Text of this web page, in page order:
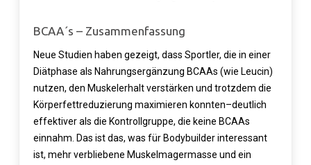
BCAA´s – Zusammenfassung
Neue Studien haben gezeigt, dass Sportler, die in einer
Diätphase als Nahrungsergänzung BCAAs (wie Leucin)
nutzen, den Muskelerhalt verstärken und trotzdem die
Körperfettreduzierung maximieren konnten–deutlich
effektiver als die Kontrollgruppe, die keine BCAAs
einnahm. Das ist das, was für Bodybuilder interessant
ist, mehr verbliebene Muskelmagermasse und ein